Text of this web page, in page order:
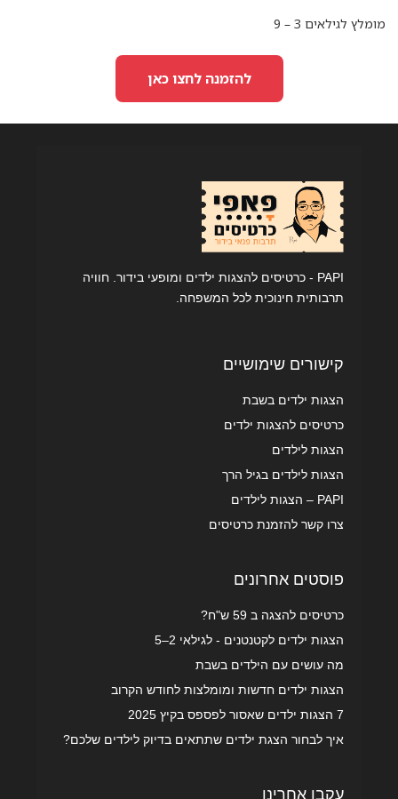
מומלץ לגילאים 3 – 9
להזמנה לחצו כאן
PAPI - כרטיסים להצגות ילדים ומופעי בידור. חוויה
תרבותית חינוכית לכל המשפחה.
קישורים שימושיים
הצגות ילדים בשבת
כרטיסים להצגות ילדים
הצגות לילדים
הצגות לילדים בגיל הרך
PAPI – הצגות לילדים
צרו קשר להזמנת כרטיסים
פוסטים אחרונים
כרטיסים להצגה ב 59 ש"ח?
הצגות ילדים לקטנטנים - לגילאי 2–5
מה עושים עם הילדים בשבת
הצגות ילדים חדשות ומומלצות לחודש הקרוב
7 הצגות ילדים שאסור לפספס בקיץ 2025
איך לבחור הצגת ילדים שתתאים בדיוק לילדים שלכם?
עקבו אחרינו